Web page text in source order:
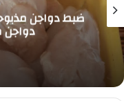
دواجن